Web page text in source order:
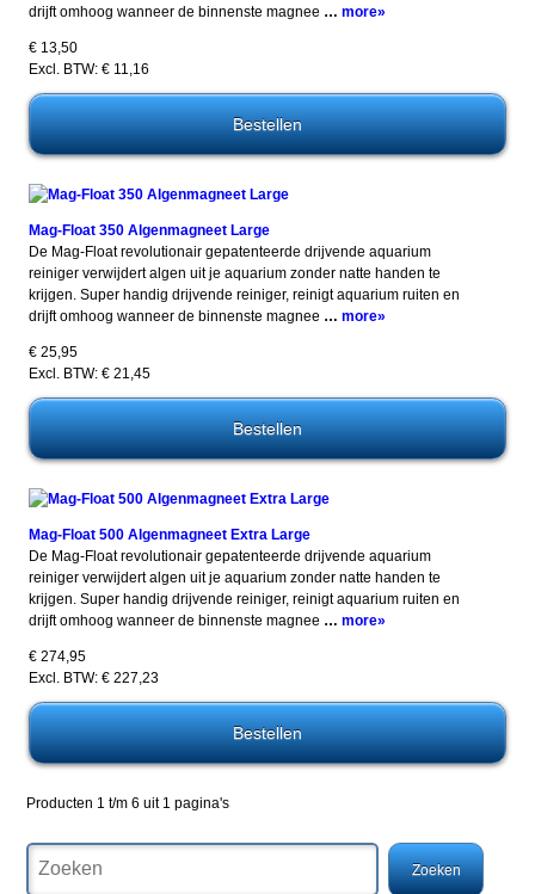
drijft omhoog wanneer de binnenste magnee … more»
€ 13,50
Excl. BTW: € 11,16
Mag-Float 350 Algenmagneet Large
De Mag-Float revolutionair gepatenteerde drijvende aquarium
reiniger verwijdert algen uit je aquarium zonder natte handen te
krijgen. Super handig drijvende reiniger, reinigt aquarium ruiten en
drijft omhoog wanneer de binnenste magnee … more»
€ 25,95
Excl. BTW: € 21,45
Mag-Float 500 Algenmagneet Extra Large
De Mag-Float revolutionair gepatenteerde drijvende aquarium
reiniger verwijdert algen uit je aquarium zonder natte handen te
krijgen. Super handig drijvende reiniger, reinigt aquarium ruiten en
drijft omhoog wanneer de binnenste magnee … more»
€ 274,95
Excl. BTW: € 227,23
Producten 1 t/m 6 uit 1 pagina's